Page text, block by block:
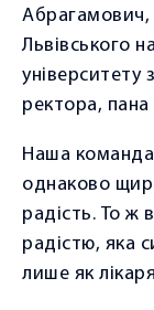
Абрагамович,
Львівського
університету
ректора,
Наша
однаково
радість. То ж
радістю, яка
лише як